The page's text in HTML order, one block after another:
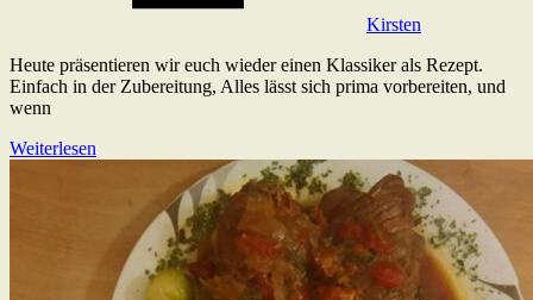
Kirsten
Heute präsentieren wir euch wieder einen Klassiker als Rezept.
Einfach in der Zubereitung, Alles lässt sich prima vorbereiten, und
wenn
Weiterlesen